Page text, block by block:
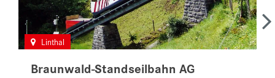
Braunwald-Standseilbahn AG
Linthal